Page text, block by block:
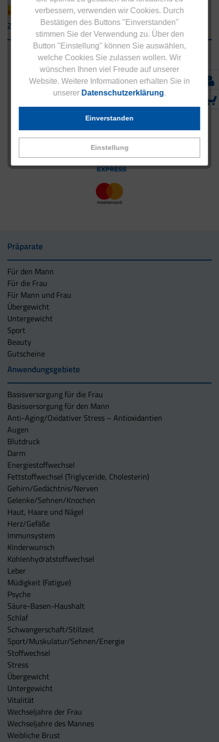
verbessern, verwenden wir Cookies. Durch
Bestätigen des Buttons "Einverstanden"
stimmen Sie der Verwendung zu. Über den
Button "Einstellung" können Sie auswählen,
welche Cookies Sie zulassen wollen. Wir
wünschen Ihnen viel Freude auf unserer
Website. Weitere Informationen erhalten Sie in
unserer Datenschutzerklärung.
Einstellung
Einverstanden
Zahlungsarten
Präparate
Für den Mann
Für die Frau
Für Mann und Frau
Übergewicht
Untergewicht
Sport
Beauty
Gutscheine
Anwendungsgebiete
Basisversorgung für die Frau
Basisversorgung für den Mann
Anti-Aging/Oxidativer Stress – Antioxidantien
Augen
Blutdruck
Darm
Energiestoffwechsel
Fettstoffwechsel (Triglyceride, Cholesterin)
Gehirn/Gedächtnis/Nerven
Gelenke/Sehnen/Knochen
Haut, Haare und Nägel
Herz/Gefäße
Immunsystem
Kinderwunsch
Kohlenhydratstoffwechsel
Leber
Müdigkeit (Fatigue)
Psyche
Säure-Basen-Haushalt
Schlaf
Schwangerschaft/Stillzeit
Sport/Muskulatur/Sehnen/Energie
Stoffwechsel
Stress
Übergewicht
Untergewicht
Vitalität
Wechseljahre der Frau
Wechseljahre des Mannes
Weibliche Brust